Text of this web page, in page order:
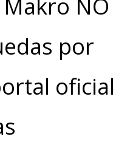
NO
por
oficial